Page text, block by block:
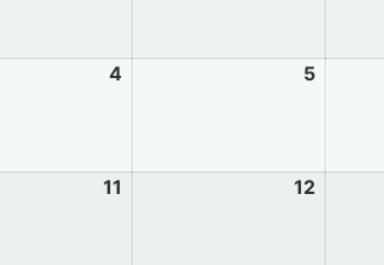
4 5
11 12